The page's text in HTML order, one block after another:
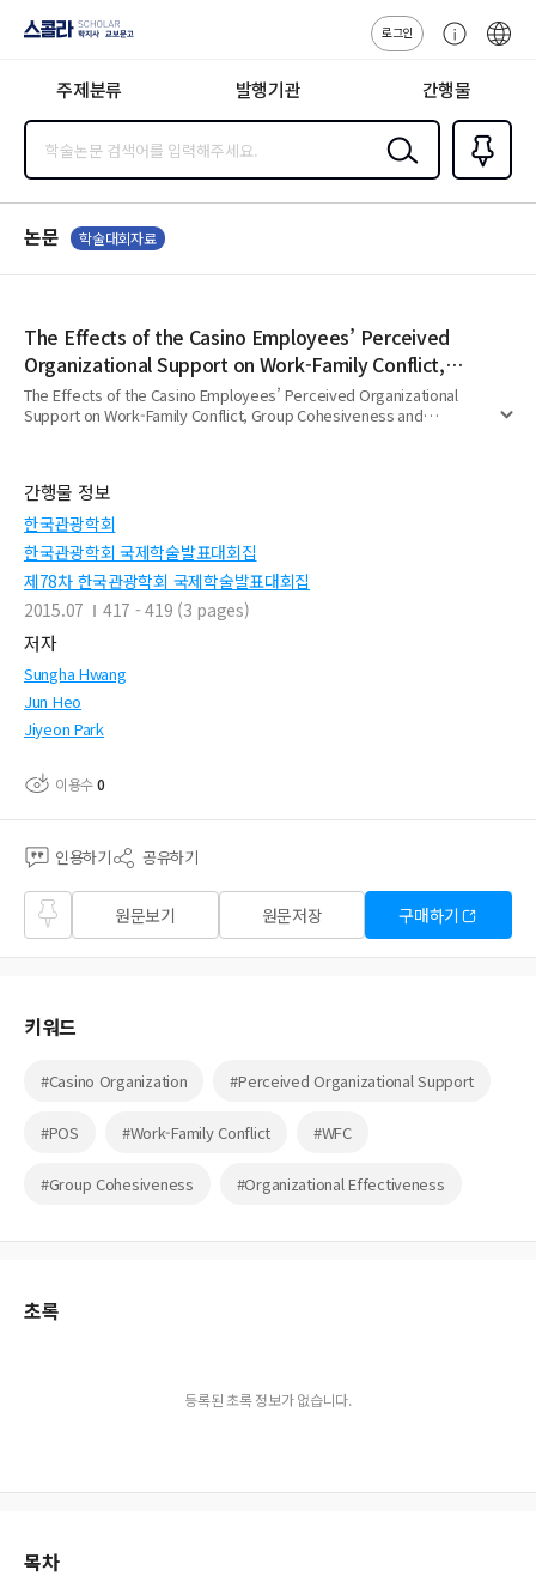
지사·교보문고
로그인
센
주제분류 발행기관 간행물
검색
즐겨찾
기0
논문 학술대회자료
The Effects of the Casino Employees’ Perceived
Organizational Support on Work-Family Conflict,
Group Cohesiveness and Organizational
Effectiveness: Focused on Seven Luck Casino in
The Effects of the Casino Employees’ Perceived Organizational
Support on Work-Family Conflict, Group Cohesiveness and
간행물 정보
한국관광학회
한국관광학회 국제학술발표대회집
제78차 한국관광학회 국제학술발표대회집
2015.07
417 - 419 (3 pages)
저자
Sungha Hwang
Jun Heo
Jiyeon Park
이용수0
인용하기 공유하기
즐겨
찾기
원문보기 원문저장 구매하기
키워드
#Casino Organization #Perceived Organizational Support
#POS #Work-Family Conflict #WFC
#Group Cohesiveness #Organizational Effectiveness
초록
등록된 초록 정보가 없습니다.
목차